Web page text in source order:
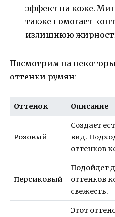
эффект на коже.
также помогает
излишнюю
Посмотрим на
оттенки румян:
Оттенок Описание
Розовый
Создает
вид.
оттенков
Персиковый
Подойдет
оттенков
свежесть.
Этот